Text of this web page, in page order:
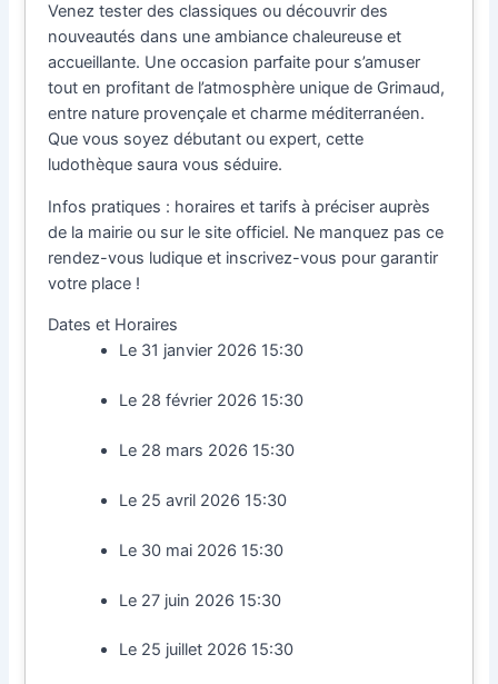
Venez tester des classiques ou découvrir des
nouveautés dans une ambiance chaleureuse et
accueillante. Une occasion parfaite pour s’amuser
tout en profitant de l’atmosphère unique de Grimaud,
entre nature provençale et charme méditerranéen.
Que vous soyez débutant ou expert, cette
ludothèque saura vous séduire.
Infos pratiques : horaires et tarifs à préciser auprès
de la mairie ou sur le site officiel. Ne manquez pas ce
rendez-vous ludique et inscrivez-vous pour garantir
votre place !
Dates et Horaires
Le 31 janvier 2026 15:30
Le 28 février 2026 15:30
Le 28 mars 2026 15:30
Le 25 avril 2026 15:30
Le 30 mai 2026 15:30
Le 27 juin 2026 15:30
Le 25 juillet 2026 15:30